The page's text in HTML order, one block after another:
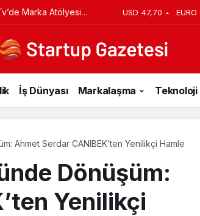
USD 47,70 EURO
İş Dünyası Markalaşma Teknoloji
Ahmet Serdar CANIBEK’ten Yenilikçi Hamle
Dönüşüm:
Yenilikçi